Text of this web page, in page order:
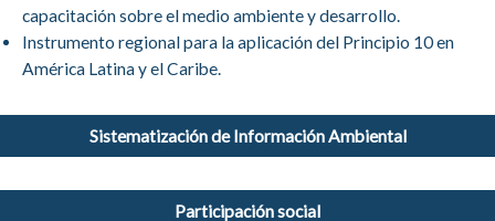
capacitación sobre el medio ambiente y desarrollo.
Instrumento regional para la aplicación del Principio 10 en
América Latina y el Caribe.
Sistematización de Información Ambiental
Participación social